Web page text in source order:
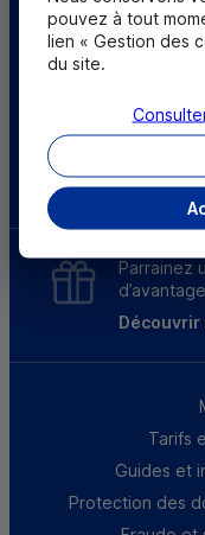
Centre d'aide
malentendants
Parrainez
Tarifs
Guides et
Protection des
pouvez à tout
lien « Gestion des
du site.